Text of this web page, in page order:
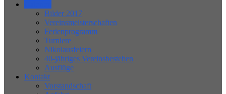
Bilder 2017
Vereinsmeisterschaften
Ferienprogramm
Turniere
Nikolausfeiern
40-jähriges Vereinsbestehen
Ausflüge
Kontakt
Vorstandschaft